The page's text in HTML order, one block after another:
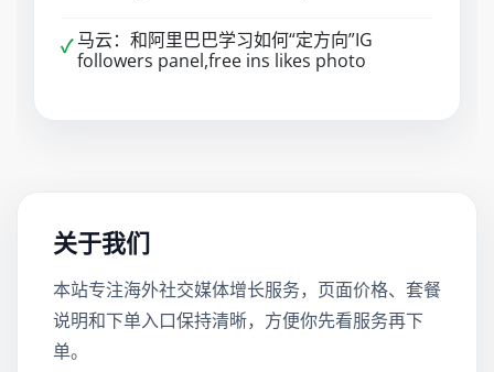
✓ 马云：和阿里巴巴学习如何“定方向”IG
followers panel,free ins likes photo
关于我们
本站专注海外社交媒体增长服务，页面价格、套餐
说明和下单入口保持清晰，方便你先看服务再下
单。